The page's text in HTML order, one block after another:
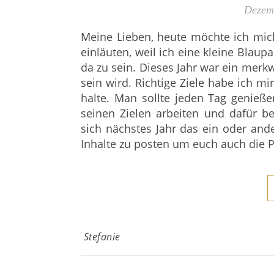
Meine Lieben, heute möchte ich
einläuten, weil ich eine kleine
da zu sein. Dieses Jahr war ein
sein wird. Richtige Ziele habe ich
halte. Man sollte jeden Tag
seinen Zielen arbeiten und dafür
sich nächstes Jahr das ein oder
Inhalte zu posten um euch auch die
Stefanie